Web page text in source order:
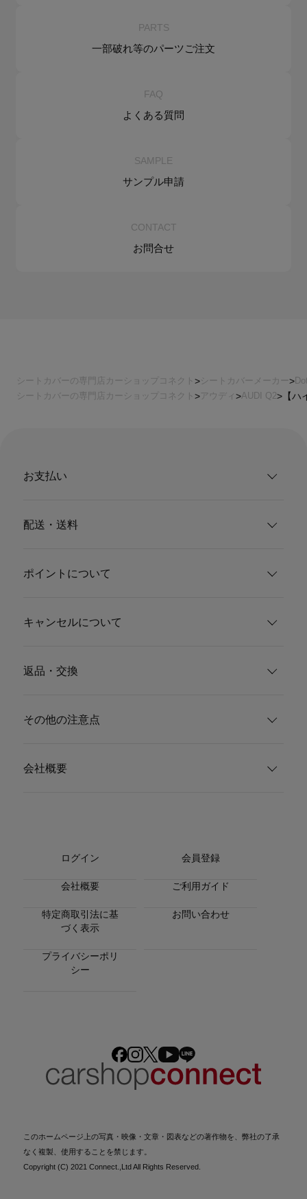
PARTS
一部破れ等のパーツご注文
FAQ
よくある質問
SAMPLE
サンプル申請
CONTACT
お問合せ
シートカバーの専門店カーショップコネクト シートカバーメーカー
シートカバーの専門店カーショップコネクト
アウディ AUDI Q2 【ハ
お支払い
配送・送料
ポイントについて
キャンセルについて
返品・交換
その他の注意点
会社概要
ログイン 会員登録
会社概要 ご利用ガイド
特定商取引法に基
づく表示
お問い合わせ
プライバシーポリ
シー
このホームページ上の写真・映像・文章・図表などの著作物を、弊社の了承
なく複製、使用することを禁じます。
Copyright (C) 2021 Connect.,Ltd All Rights Reserved.